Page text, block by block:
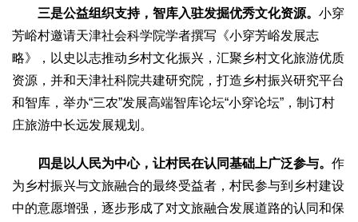
三是公益组织支持，智库入驻发掘优秀文化资源。 小穿
芳峪村邀请天津社会科学院学者撰写《小穿芳峪发展志
略》，以史以志推动乡村文化振兴，汇聚乡村文化旅游优质
资源，并和天津社科院共建研究院，打造乡村振兴研究平台
和智库，举办“三农”发展高端智库论坛“小穿论坛”，制订村
庄旅游中长远发展规划。
四是以人民为中心，让村民在认同基础上广泛参与。 作
为乡村振兴与文旅融合的最终受益者，村民参与到乡村建设
中的意愿增强，逐步形成了对文旅融合发展道路的认同和保